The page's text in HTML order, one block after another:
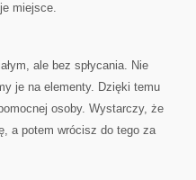
miejsce.
ale bez spłycania. Nie
je na elementy. Dzięki temu
osoby. Wystarczy, że
a potem wrócisz do tego za